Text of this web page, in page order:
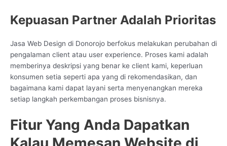
Kepuasan Partner Adalah Prioritas
Jasa Web Design di Donorojo berfokus melakukan perubahan di
pengalaman client atau user experience. Proses kami adalah
memberinya deskripsi yang benar ke client kami, keperluan
konsumen setia seperti apa yang di rekomendasikan, dan
bagaimana kami dapat layani serta menyenangkan mereka
setiap langkah perkembangan proses bisnisnya.
Fitur Yang Anda Dapatkan